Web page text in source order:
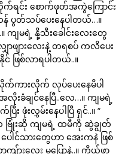
း စောက်ဖုတ်အကွဲကြောင်း
ပွတ်သပ်ပေးနေပါတယ်…။
ကျမရဲ့ နို့သီးခေါင်းလေးတွေ
ဖျားလေးနဲ့ တရစပ် ကလိပေး
ဖြစ်လာရပါတယ်..။
က်ကားလိုက် လုပ်ပေးနေမိပါ
ခံချင်နေပြီ..လေ…။ ကျမရဲ့
းလွှမ်းနေပါပြီ ရှင်..။ “
ဗြုံးဆို ကျမရဲ့ ထမီကို ဆွဲချွတ်
ါင်သားတွေဟာ အေးကနဲ ဖြစ်
ျ်ားလေး မပြောနဲ့..။ ကိုယ်ဖာ